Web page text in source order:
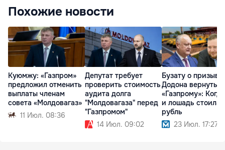
Похожие новости
Куюмжу: «Газпром»
предложил отменить
выплаты членам
совета «Молдовагаз»
11 Июл. 08:36
Депутат требует
проверить стоимость
аудита долга
"Молдовагаза" перед
"Газпромом"
14 Июл. 09:02
Бузату о призыве
Додона
«Газпрому»:
и лошадь стоила
рубль
23 Июл. 17:27